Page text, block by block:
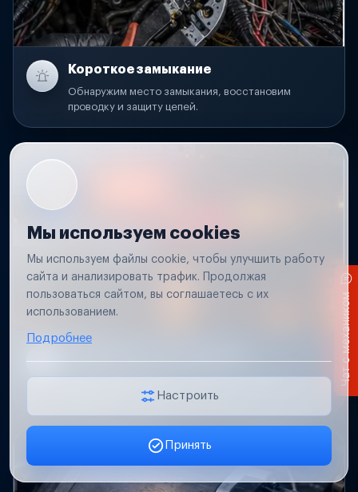
Короткое замыкание
Обнаружим место замыкания, восстановим
проводку и защиту цепей.
Проверим проводку и разъемы, восстановим
освещение прицепа.
Мы используем cookies
Мы используем файлы cookie, чтобы улучшить работу
сайта и анализировать трафик. Продолжая
пользоваться сайтом, вы соглашаетесь с их
использованием.
Подробнее
Настроить
Принять
Заявка онлайн
Чат с механиком